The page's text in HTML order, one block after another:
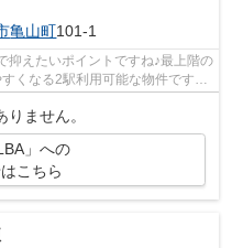
亀山町101-1
抑えたいポイントですね♪最上階の
くなる2駅利用可能な物件です♪
ません。
」への
こちら